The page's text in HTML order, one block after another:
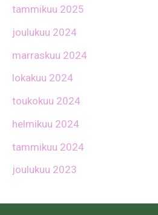
tammikuu 2025
joulukuu 2024
marraskuu 2024
lokakuu 2024
toukokuu 2024
helmikuu 2024
tammikuu 2024
joulukuu 2023